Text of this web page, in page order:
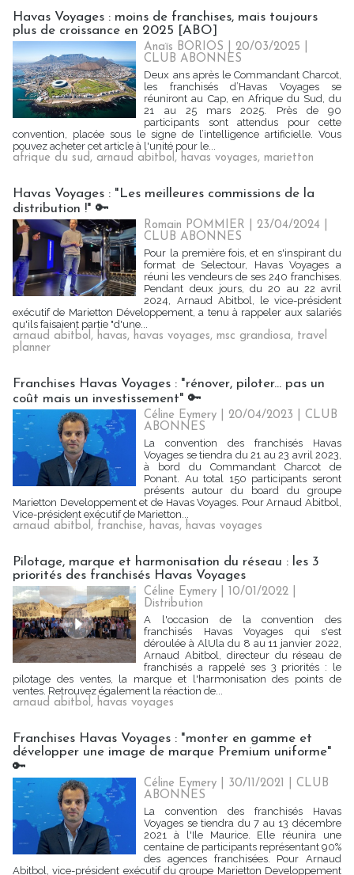
Havas Voyages : moins de franchises, mais toujours
plus de croissance en 2025 [ABO]
Anaïs BORIOS | 20/03/2025
CLUB ABONNES
Deux ans après le Commandant Charcot,
les franchisés d’Havas Voyages se
réuniront au Cap, en Afrique du Sud, du
21 au 25 mars 2025. Près de 90
participants sont attendus pour cette
convention, placée sous le signe de l’intelligence artificielle. Vous
pouvez acheter cet article à l'unité pour le...
afrique du sud, arnaud abitbol, havas voyages, marietton
Havas Voyages : "Les meilleures commissions de la
distribution !" 🔑
Romain POMMIER | 23/04/2024
CLUB ABONNES
Pour la première fois, et en s'inspirant du
format de Selectour, Havas Voyages a
réuni les vendeurs de ses 240 franchises.
Pendant deux jours, du 20 au 22 avril
2024, Arnaud Abitbol, le vice-président
exécutif de Marietton Développement, a tenu à rappeler aux salariés
qu'ils faisaient partie "d'une...
arnaud abitbol, havas, havas voyages, msc grandiosa, travel
planner
Franchises Havas Voyages : "rénover, piloter... pas un
coût mais un investissement" 🔑
Céline Eymery | 20/04/2023 |CLUB
ABONNES
La convention des franchisés Havas
Voyages se tiendra du 21 au 23 avril 2023,
à bord du Commandant Charcot de
Ponant. Au total 150 participants seront
présents autour du board du groupe
Marietton Developpement et de Havas Voyages. Pour Arnaud Abitbol,
Vice-président exécutif de Marietton...
arnaud abitbol, franchise, havas, havas voyages
Pilotage, marque et harmonisation du réseau : les 3
priorités des franchisés Havas Voyages
Céline Eymery | 10/01/2022
Distribution
A l'occasion de la convention des
franchisés Havas Voyages qui s'est
déroulée à AlUla du 8 au 11 janvier 2022,
Arnaud Abitbol, directeur du réseau de
franchisés a rappelé ses 3 priorités : le
pilotage des ventes, la marque et l'harmonisation des points de
ventes. Retrouvez également la réaction de...
arnaud abitbol, havas voyages
Franchises Havas Voyages : "monter en gamme et
développer une image de marque Premium uniforme"
🔑
Céline Eymery | 30/11/2021 |CLUB
ABONNES
La convention des franchisés Havas
Voyages se tiendra du 7 au 13 décembre
2021 à l'Ile Maurice. Elle réunira une
centaine de participants représentant 90%
des agences franchisées. Pour Arnaud
Abitbol, vice-président exécutif du groupe Marietton Developpement